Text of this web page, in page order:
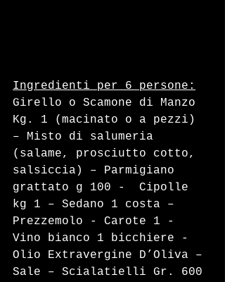
Ingredienti per 6 persone:
Girello o Scamone di Manzo
Kg. 1 (macinato o a pezzi)
– Misto di salumeria
(salame, prosciutto cotto,
salsiccia) – Parmigiano
grattato g 100 -  Cipolle
kg 1 – Sedano 1 costa –
Prezzemolo - Carote 1 -
Vino bianco 1 bicchiere -
Olio Extravergine D’Oliva –
Sale – Scialatielli Gr. 600